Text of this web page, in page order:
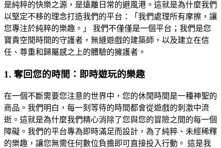
是純粹的快樂之源，是遠離日常的避風港。這就是為什麼我們
以堅定不移的理念打造我們的平台：「我們處理所有摩擦，讓
您專注於純粹的樂趣。」 我們不僅僅是一個平台；我們是您
寶貴空閒時間的守護者，無縫遊戲的建築師，以及建立在信
任、尊重和歸屬感之上的體驗的擁護者。
1. 奪回您的時間：即時遊玩的樂趣
在一個不斷需要您注意的世界中，您的休閒時間是一種神聖的
商品。我們明白，每一刻等待的時間都會從遊戲的刺激中流
逝。這就是為什麼我們精心消除了您與您的冒險之間的每一個
障礙。我們的平台專為即時滿足而設計，為了純粹、未經稀釋
的樂趣，讓您無需任何數位負擔即可直接投入行動。 這是我